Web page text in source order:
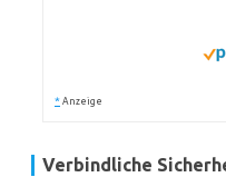
* Anzeige
Verbindliche